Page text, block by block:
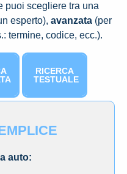
puoi scegliere tra una
esperto), avanzata (per
termine, codice, ecc.).
RICERCA
TESTUALE
auto: